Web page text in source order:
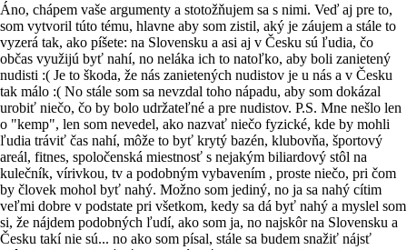
Áno, chápem vaše argumenty a stotožňujem sa s nimi. Veď aj pre to,
som vytvoril túto tému, hlavne aby som zistil, aký je záujem a stále to
vyzerá tak, ako píšete: na Slovensku a asi aj v Česku sú ľudia, čo
občas využijú byť nahí, no neláka ich to natoľko, aby boli zanietený
nudisti :( Je to škoda, že nás zanietených nudistov je u nás a v Česku
tak málo :( No stále som sa nevzdal toho nápadu, aby som dokázal
urobiť niečo, čo by bolo udržateľné a pre nudistov. P.S. Mne nešlo len
o "kemp", len som nevedel, ako nazvať niečo fyzické, kde by mohli
ľudia tráviť čas nahí, môže to byť krytý bazén, klubovňa, športový
areál, fitnes, spoločenská miestnosť s nejakým biliardový stôl na
kulečník, vírivkou, tv a podobným vybavením , proste niečo, pri čom
by človek mohol byť nahý. Možno som jediný, no ja sa nahý cítim
veľmi dobre v podstate pri všetkom, kedy sa dá byť nahý a myslel som
si, že nájdem podobných ľudí, ako som ja, no najskôr na Slovensku a
Česku takí nie sú... no ako som písal, stále sa budem snažiť nájsť